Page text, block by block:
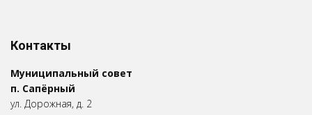
Контакты
Муниципальный совет
п. Сапёрный
ул. Дорожная, д. 2